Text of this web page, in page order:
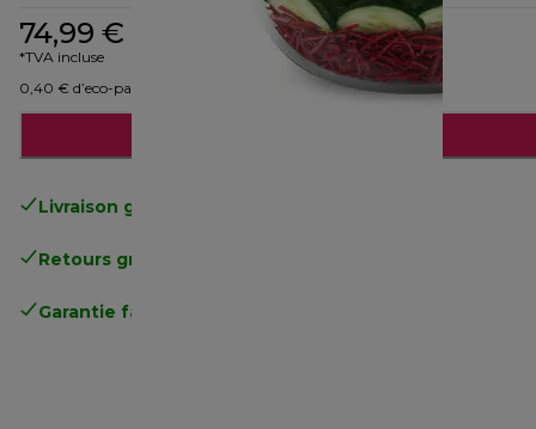
74,99 €
*TVA incluse
0,40 € d’eco-part
Livraison gratuite
Retours gratuits
Garantie fabricant complète